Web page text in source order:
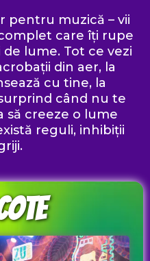
pentru muzică – vii
care îți rupe
lume. Tot ce vezi
din aer, la
cu tine, la
când nu te
să creeze o lume
reguli, inhibiții